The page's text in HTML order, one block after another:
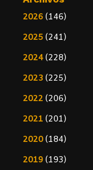
2026(146)
2025(241)
2024(228)
2023(225)
2022 (206)
2021 (201)
2020(184)
2019(193)